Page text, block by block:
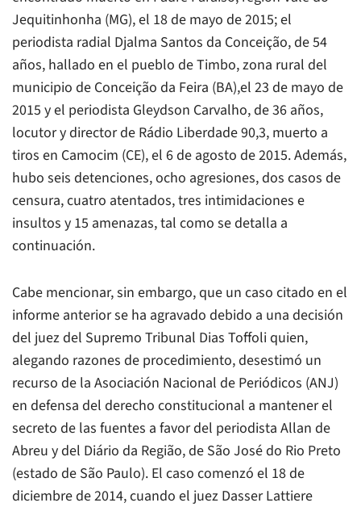
Jequitinhonha (MG), el 18 de mayo de 2015; el
periodista radial Djalma Santos da Conceição, de 54
años, hallado en el pueblo de Timbo, zona rural del
municipio de Conceição da Feira (BA),el 23 de mayo de
2015 y el periodista Gleydson Carvalho, de 36 años,
locutor y director de Rádio Liberdade 90,3, muerto a
tiros en Camocim (CE), el 6 de agosto de 2015. Además,
hubo seis detenciones, ocho agresiones, dos casos de
censura, cuatro atentados, tres intimidaciones e
insultos y 15 amenazas, tal como se detalla a
continuación.
Cabe mencionar, sin embargo, que un caso citado en el
informe anterior se ha agravado debido a una decisión
del juez del Supremo Tribunal Dias Toffoli quien,
alegando razones de procedimiento, desestimó un
recurso de la Asociación Nacional de Periódicos (ANJ)
en defensa del derecho constitucional a mantener el
secreto de las fuentes a favor del periodista Allan de
Abreu y del Diário da Região, de São José do Rio Preto
(estado de São Paulo). El caso comenzó el 18 de
diciembre de 2014, cuando el juez Dasser Lattiere